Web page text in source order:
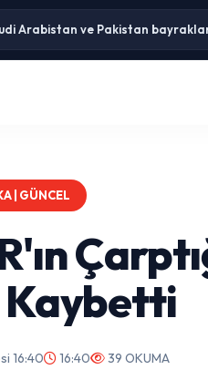
Arabistan ve Pakistan
bir gecede 100 katına çıkıyor
| GÜNCEL
Kaybetti
16:40 16:40 39 OKUMA